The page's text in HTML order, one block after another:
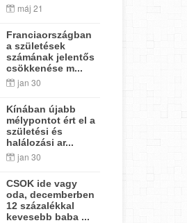
máj 21
Franciaországban
a születések
számának jelentős
csökkenése m...
jan 30
Kínában újabb
mélypontot ért el a
születési és
halálozási ar...
jan 30
CSOK ide vagy
oda, decemberben
12 százalékkal
kevesebb baba ...